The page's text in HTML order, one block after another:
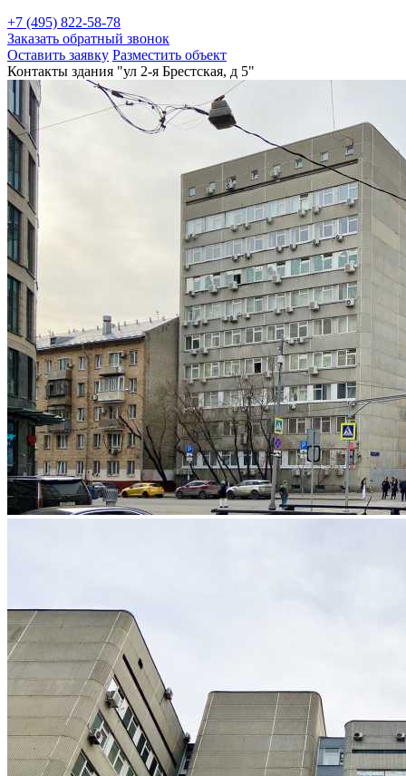
+7 (495) 822-58-78
Заказать обратный звонок
Оставить заявку Разместить объект
Контакты здания "ул 2-я Брестская, д 5"